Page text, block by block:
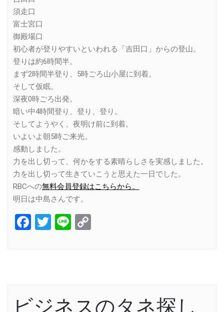
須走口
富士宮口
御殿場口
初心者が登りやすいといわれる「吉田口」からの登山。
登りは約6時間半。
まず2時間半登り、5時ごろ山小屋に到着。
そして仮眠。
深夜0時ごろ出発。
暗い中4時間登り、登り、登り。
そしてようやく、夜明け前に到着。
いよいよ朝5時ご来光。
感動しました。
力を出し切って、何かをする素晴らしさを実感しました。
力を出し切って生きていこうと思えた一日でした。
RBCへの無料会員登録はこちらから。
明日は中島さんです。
Facebook
Twitter
Line
ビジネスのタネ探し